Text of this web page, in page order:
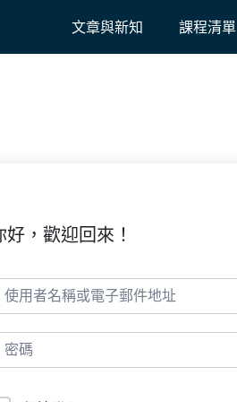
文章與新知 課程清單
好，歡迎回來！